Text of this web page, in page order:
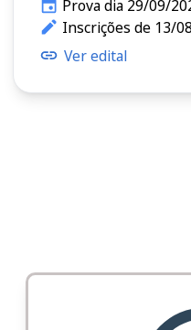
Prova dia 29/09/
Inscrições de 13/
Ver edital